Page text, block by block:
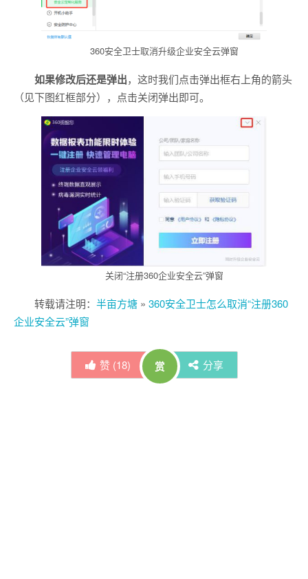
360安全卫士取消升级企业安全云弹窗
如果修改后还是弹出，这时我们点击弹出框右上角的箭头
（见下图红框部分），点击关闭弹出即可。
关闭“注册360企业安全云”弹窗
转载请注明： 半亩方塘 » 360安全卫士怎么取消“注册360
企业安全云”弹窗
赞 (18) 赏 分享